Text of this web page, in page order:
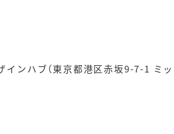
インハブ（東京都港区赤坂9-7-1 ミッ